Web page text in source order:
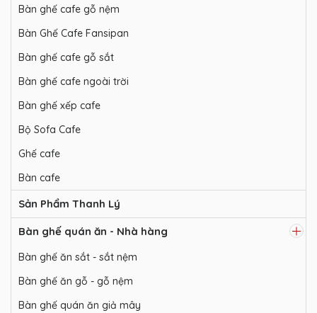
Bàn ghế cafe gỗ nệm
Bàn Ghế Cafe Fansipan
Bàn ghế cafe gỗ sắt
Bàn ghế cafe ngoài trời
Bàn ghế xếp cafe
Bộ Sofa Cafe
Ghế cafe
Bàn cafe
Sản Phẩm Thanh Lý
Bàn ghế quán ăn - Nhà hàng
Bàn ghế ăn sắt - sắt nệm
Bàn ghế ăn gỗ - gỗ nệm
Bàn ghế quán ăn giả mây